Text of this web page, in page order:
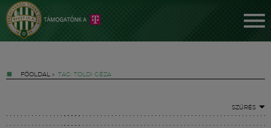
FŐOLDAL » TAG: TOLDI GÉZA
SZŰRÉS